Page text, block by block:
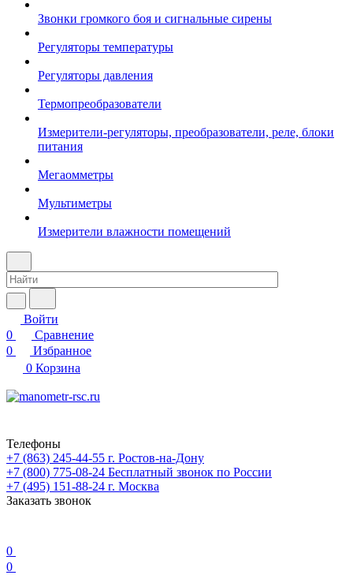
Звонки громкого боя и сигнальные сирены
Регуляторы температуры
Регуляторы давления
Термопреобразователи
Измерители-регуляторы, преобразователи, реле, блоки
питания
Мегаомметры
Мультиметры
Измерители влажности помещений
Войти
0
Сравнение
0
Избранное
0 Корзина
Телефоны
+7 (863) 245-44-55 г. Ростов-на-Дону
+7 (800) 775-08-24 Бесплатный звонок по России
+7 (495) 151-88-24 г. Москва
Заказать звонок
0
0